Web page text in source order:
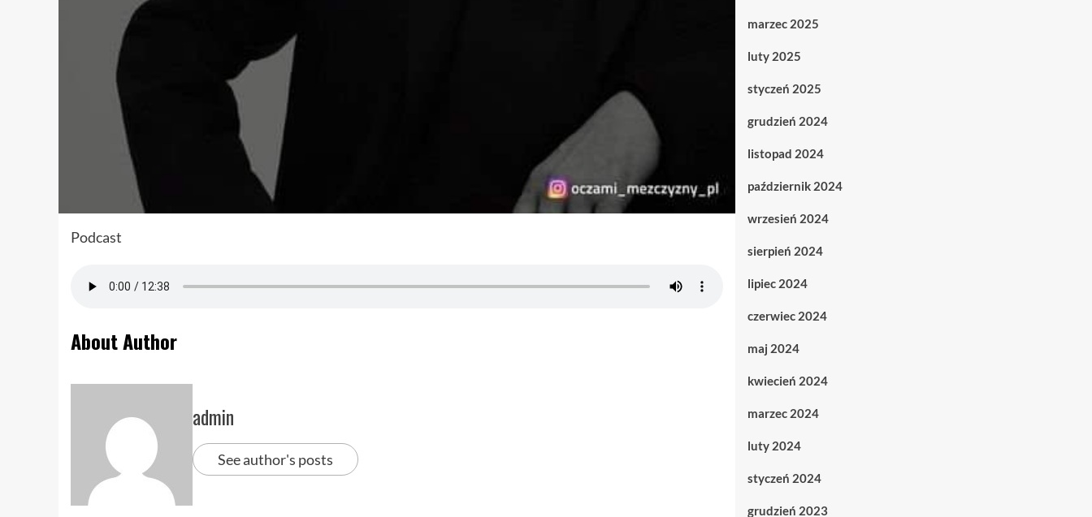
Podcast
About Author
admin
See author's posts
marzec 2025
luty 2025
styczeń 2025
grudzień 2024
listopad 2024
październik 2024
wrzesień 2024
sierpień 2024
lipiec 2024
czerwiec 2024
maj 2024
kwiecień 2024
marzec 2024
luty 2024
styczeń 2024
grudzień 2023